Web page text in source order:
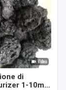
di
1-10mm